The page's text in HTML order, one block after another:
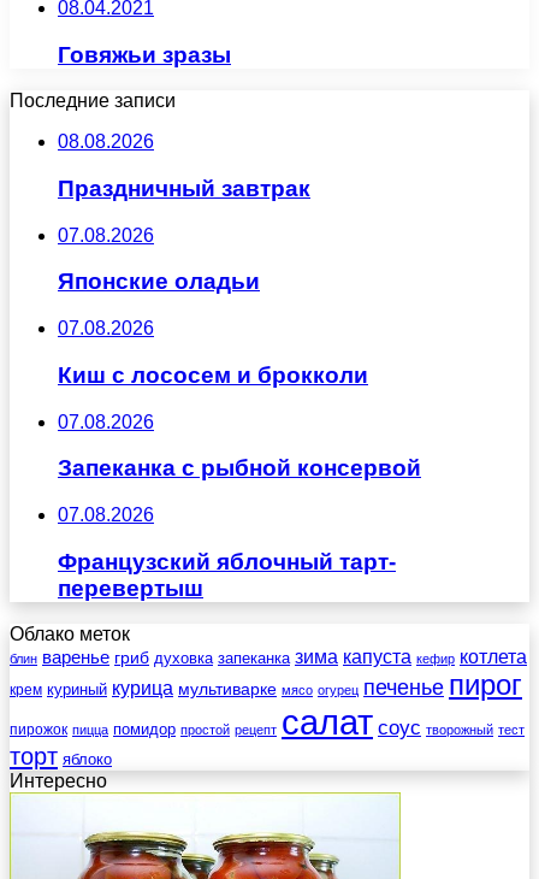
08.04.2021
Говяжьи зразы
Последние записи
08.08.2026
Праздничный завтрак
07.08.2026
Японские оладьи
07.08.2026
Киш с лососем и брокколи
07.08.2026
Запеканка с рыбной консервой
07.08.2026
Французский яблочный тарт-
перевертыш
Облако меток
блин варенье гриб духовка запеканка зима капуста кефир котлета
крем куриный курица мультиварке мясо огурец печенье пирог
пирожок пицца помидор простой рецепт салат соус творожный тест
торт яблоко
Интересно